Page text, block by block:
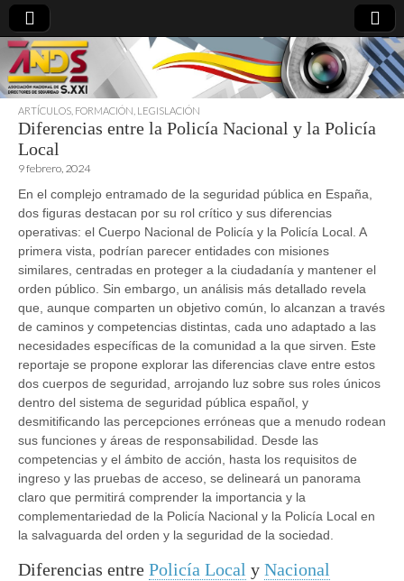
directoresdeseguridad.es
ARTÍCULOS FORMACIÓN LEGISLACIÓN
Diferencias entre la Policía Nacional y la Policía
Local
9 febrero, 2024
En el complejo entramado de la seguridad pública en España,
dos figuras destacan por su rol crítico y sus diferencias
operativas: el Cuerpo Nacional de Policía y la Policía Local. A
primera vista, podrían parecer entidades con misiones
similares, centradas en proteger a la ciudadanía y mantener el
orden público. Sin embargo, un análisis más detallado revela
que, aunque comparten un objetivo común, lo alcanzan a través
de caminos y competencias distintas, cada uno adaptado a las
necesidades específicas de la comunidad a la que sirven. Este
reportaje se propone explorar las diferencias clave entre estos
dos cuerpos de seguridad, arrojando luz sobre sus roles únicos
dentro del sistema de seguridad pública español, y
desmitificando las percepciones erróneas que a menudo rodean
sus funciones y áreas de responsabilidad. Desde las
competencias y el ámbito de acción, hasta los requisitos de
ingreso y las pruebas de acceso, se delineará un panorama
claro que permitirá comprender la importancia y la
complementariedad de la Policía Nacional y la Policía Local en
la salvaguarda del orden y la seguridad de la sociedad.
Diferencias entre Policía Local y Nacional